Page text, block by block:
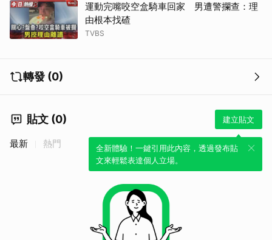
運動完嘴咬空盒騎車回家 男遭警攔查：理
由根本找碴
TVBS
轉發 (0)
貼文 (0) 建立貼文
全新體驗！一鍵引用此內容，透過發布貼
文來輕鬆表達個人立場。
最新 熱門